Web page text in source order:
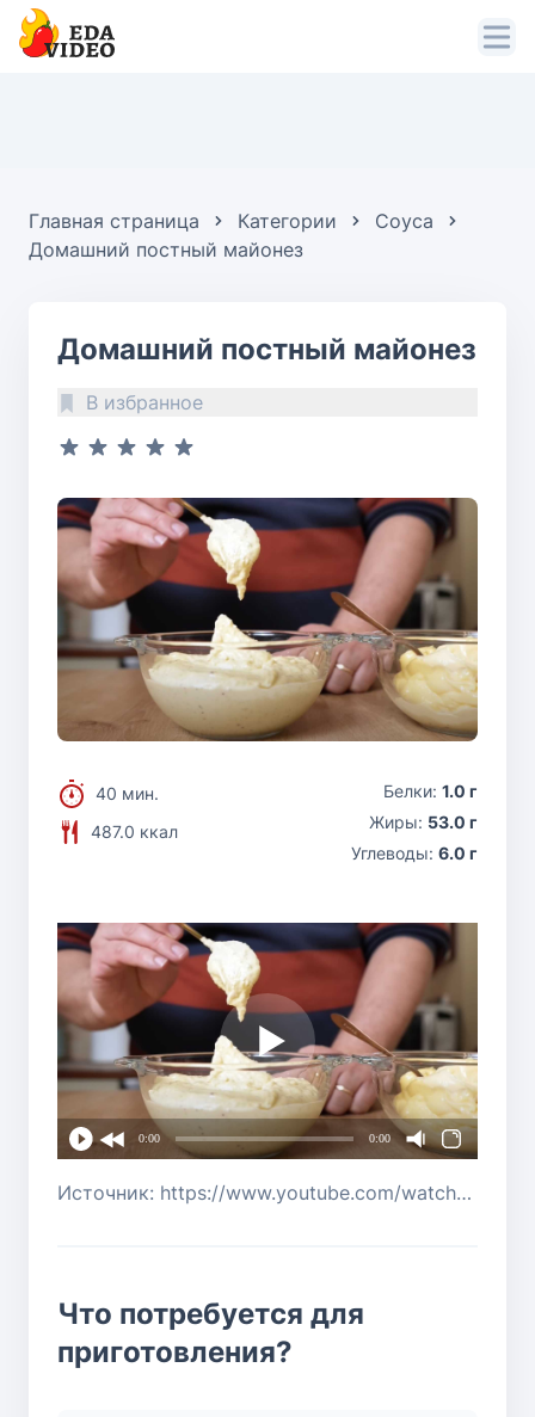
Главная страница Категории
Соуса
Домашний постный майонез
Домашний постный майонез
В избранное
40 мин.
487.0 ккал
Белки: 1.0 г
Жиры: 53.0 г
Углеводы: 6.0 г
0:00 0:00
Источник: https://www.youtube.com/watch?v=gchQm-kypx8
Что потребуется для
приготовления?